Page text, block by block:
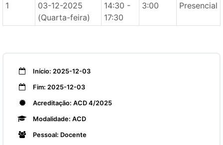
1
03-12-2025
(Quarta-feira)
14:30 -
17:30
3:00 Presencial
Início: 2025-12-03
Fim: 2025-12-03
Acreditação: ACD 4/2025
Modalidade: ACD
Pessoal: Docente